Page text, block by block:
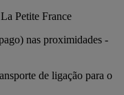
Petite France
nas proximidades -
de ligação para o